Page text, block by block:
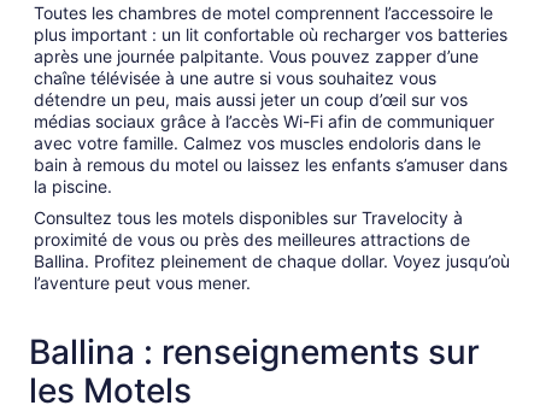
Toutes les chambres de motel comprennent l’accessoire le
plus important : un lit confortable où recharger vos batteries
après une journée palpitante. Vous pouvez zapper d’une
chaîne télévisée à une autre si vous souhaitez vous
détendre un peu, mais aussi jeter un coup d’œil sur vos
médias sociaux grâce à l’accès Wi-Fi afin de communiquer
avec votre famille. Calmez vos muscles endoloris dans le
bain à remous du motel ou laissez les enfants s’amuser dans
la piscine.
Consultez tous les motels disponibles sur Travelocity à
proximité de vous ou près des meilleures attractions de
Ballina. Profitez pleinement de chaque dollar. Voyez jusqu’où
l’aventure peut vous mener.
Ballina : renseignements sur
les Motels